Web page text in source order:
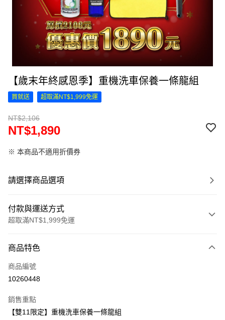
【歲末年終感恩季】重機洗車保養一條龍組
買就送 超取滿NT$1,999免運
NT$2,106
NT$1,890
※ 本商品不適用折價券
請選擇商品選項
付款與運送方式
超取滿NT$1,999免運
信用卡一次付款
信用卡分期付款
合作金庫商業銀行
華南商業銀行
超商取貨付款
商品特色
商品編號
10260448
銷售重點
【雙11限定】重機洗車保養一條龍組